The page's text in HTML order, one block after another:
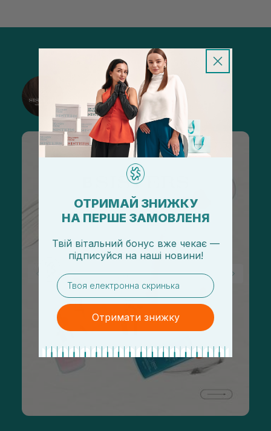
@sisters_stelmakh в Instagram
Підписатися
ОТРИМАЙ ЗНИЖКУ
НА ПЕРШЕ ЗАМОВЛЕНЯ
Твій вітальний бонус вже чекає —
підписуйся на наші новини!
email
Отримати знижку